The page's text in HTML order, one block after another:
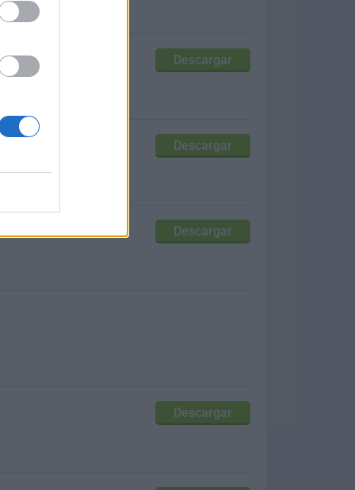
PC
Descargar
Descargar
Descargar
Descargar